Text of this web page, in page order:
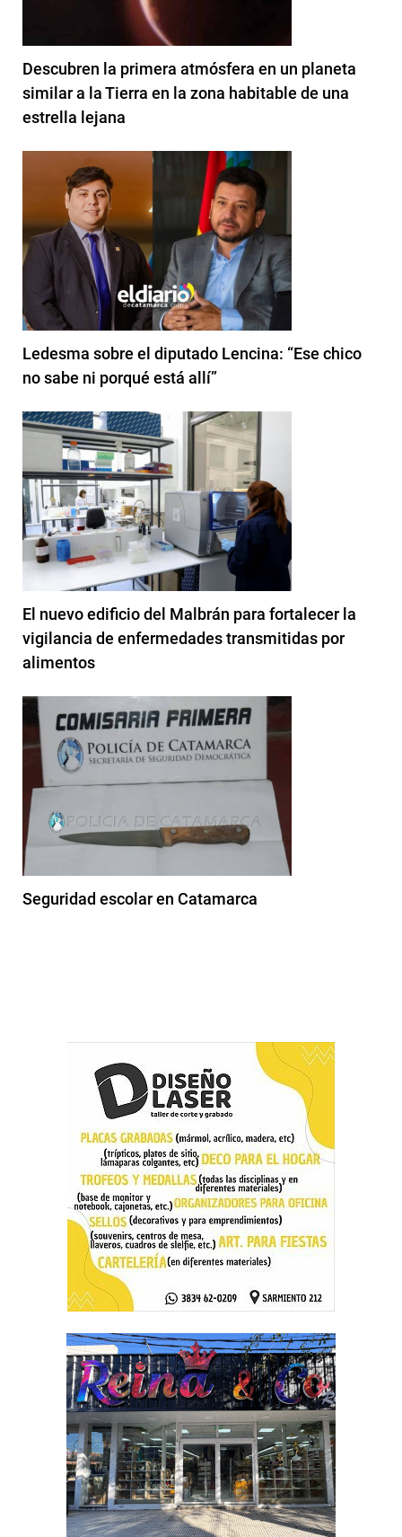
Descubren la primera atmósfera en un planeta
similar a la Tierra en la zona habitable de una
estrella lejana
Ledesma sobre el diputado Lencina: “Ese chico
no sabe ni porqué está allí”
El nuevo edificio del Malbrán para fortalecer la
vigilancia de enfermedades transmitidas por
alimentos
Seguridad escolar en Catamarca